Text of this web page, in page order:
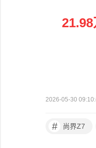
2026-05-30
# 尚界Z7